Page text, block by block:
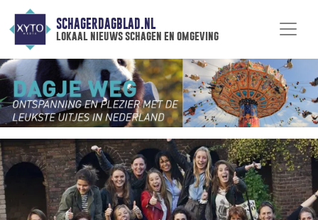
SCHAGERDAGBLAD.NL
lokaal nieuws schagen en omgeving